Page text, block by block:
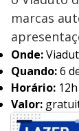
marcas
Onde:
Quando:6
Horário:
Valor: